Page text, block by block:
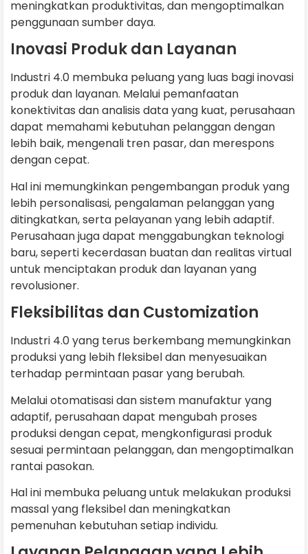
meningkatkan produktivitas, dan mengoptimalkan
penggunaan sumber daya.
Inovasi Produk dan Layanan
Industri 4.0 membuka peluang yang luas bagi inovasi
produk dan layanan. Melalui pemanfaatan
konektivitas dan analisis data yang kuat, perusahaan
dapat memahami kebutuhan pelanggan dengan
lebih baik, mengenali tren pasar, dan merespons
dengan cepat.
Hal ini memungkinkan pengembangan produk yang
lebih personalisasi, pengalaman pelanggan yang
ditingkatkan, serta pelayanan yang lebih adaptif.
Perusahaan juga dapat menggabungkan teknologi
baru, seperti kecerdasan buatan dan realitas virtual
untuk menciptakan produk dan layanan yang
revolusioner.
Fleksibilitas dan Customization
Industri 4.0 yang terus berkembang memungkinkan
produksi yang lebih fleksibel dan menyesuaikan
terhadap permintaan pasar yang berubah.
Melalui otomatisasi dan sistem manufaktur yang
adaptif, perusahaan dapat mengubah proses
produksi dengan cepat, mengkonfigurasi produk
sesuai permintaan pelanggan, dan mengoptimalkan
rantai pasokan.
Hal ini membuka peluang untuk melakukan produksi
massal yang fleksibel dan meningkatkan
pemenuhan kebutuhan setiap individu.